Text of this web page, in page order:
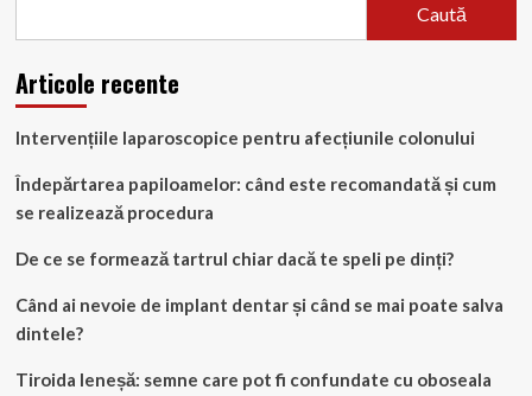
Caută
Articole recente
Intervențiile laparoscopice pentru afecțiunile colonului
Îndepărtarea papiloamelor: când este recomandată și cum
se realizează procedura
De ce se formează tartrul chiar dacă te speli pe dinți?
Când ai nevoie de implant dentar și când se mai poate salva
dintele?
Tiroida leneșă: semne care pot fi confundate cu oboseala